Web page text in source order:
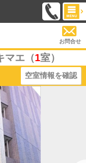
お問合せ
マエ（1室）
空室情報を確認